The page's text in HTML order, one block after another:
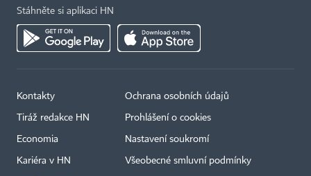
Stáhněte si aplikaci HN
Kontakty
Tiráž redakce HN
Economia
Kariéra v HN
Ochrana osobních údajů
Prohlášení o cookies
Nastavení soukromí
Všeobecné smluvní podmínky